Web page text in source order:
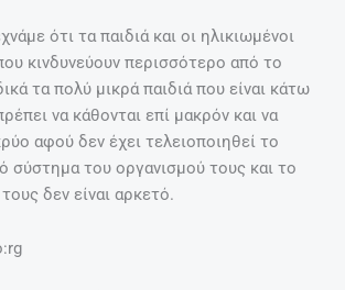
ότι τα παιδιά και οι ηλικιωμένοι
κινδυνεύουν περισσότερο από το
τα πολύ μικρά παιδιά που είναι κάτω
να κάθονται επί μακρόν και να
αφού δεν έχει τελειοποιηθεί το
σύστημα του οργανισμού τους και το
δεν είναι αρκετό.